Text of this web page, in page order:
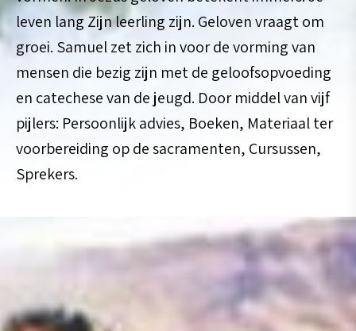
leven lang Zijn leerling zijn. Geloven vraagt om
groei. Samuel zet zich in voor de vorming van
mensen die bezig zijn met de geloofsopvoeding
en catechese van de jeugd. Door middel van vijf
pijlers: Persoonlijk advies, Boeken, Materiaal ter
voorbereiding op de sacramenten, Cursussen,
Sprekers.